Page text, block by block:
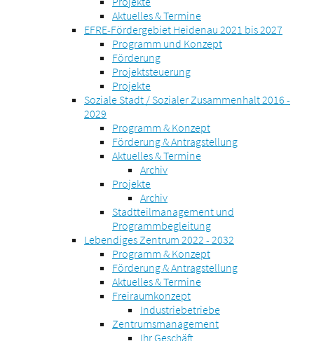
Aktuelles & Termine
EFRE-Fördergebiet Heidenau 2021 bis 2027
Programm und Konzept
Förderung
Projektsteuerung
Projekte
Soziale Stadt / Sozialer Zusammenhalt 2016 -
2029
Programm & Konzept
Förderung & Antragstellung
Aktuelles & Termine
Archiv
Projekte
Archiv
Stadtteilmanagement und
Programmbegleitung
Lebendiges Zentrum 2022 - 2032
Programm & Konzept
Förderung & Antragstellung
Aktuelles & Termine
Freiraumkonzept
Industriebetriebe
Zentrumsmanagement
Ihr Geschäft